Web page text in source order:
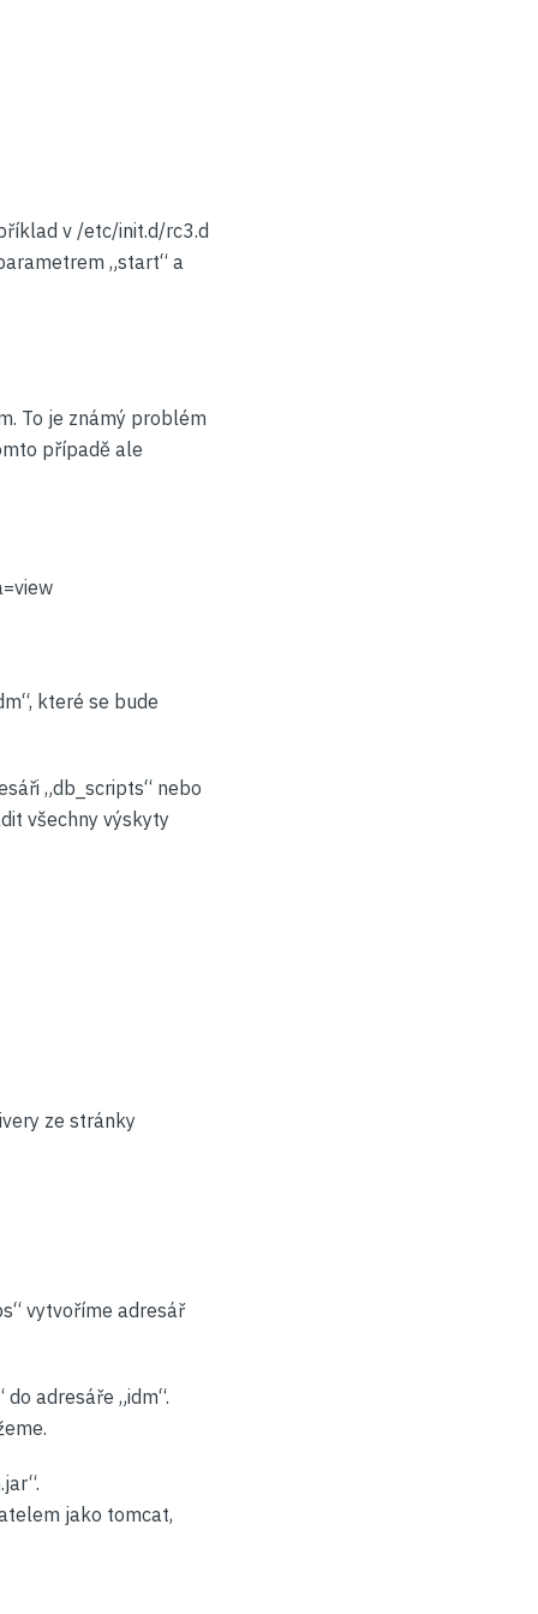
v /etc/init.d/rc3.d
„start“ a
To je známý problém
případě ale
které se bude
„db_scripts“ nebo
všechny výskyty
ze stránky
vytvoříme adresář
adresáře „idm“.
jako tomcat,